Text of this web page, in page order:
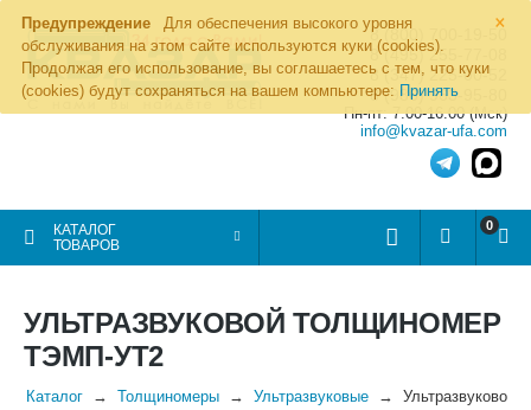
×
Предупреждение
Для обеспечения высокого уровня
обслуживания на этом сайте используются куки (cookies).
Продолжая его использование, вы соглашаетесь с тем, что куки
(cookies) будут сохраняться на вашем компьютере: Принять
8 (800) 700-19-50
8 (495) 255-77-08
8 (347) 225-00-52
8 (986) 963-95-80
Пн-пт: 7.00-16.00 (Мск)
info@kvazar-ufa.com
КАТАЛОГ
ТОВАРОВ
0
УЛЬТРАЗВУКОВОЙ ТОЛЩИНОМЕР
ТЭМП-УТ2
Каталог Толщиномеры Ультразвуковые